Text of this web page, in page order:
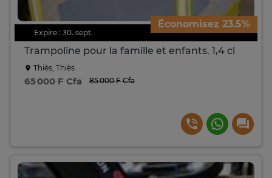
Expire : 30. sept.
Économisez 23.5%
Trampoline pour la famille et enfants. 1,4 cl
Thiès, Thiès
65 000 F Cfa 85 000 F Cfa